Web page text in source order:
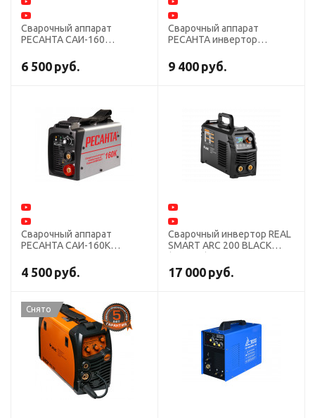
Сварочный аппарат
РЕСАНТА САИ-160
6 500 руб.
Сварочный аппарат
РЕСАНТА инвертор
9 400 руб.
Сварочный аппарат
РЕСАНТА САИ-160К
4 500 руб.
Сварочный инвертор REAL
SMART ARC 200 BLACK
17 000 руб.
Снято